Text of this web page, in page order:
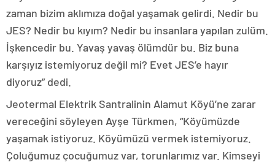
zaman bizim aklımıza doğal yaşamak gelirdi. Nedir bu
JES? Nedir bu kıyım? Nedir bu insanlara yapılan zulüm.
İşkencedir bu. Yavaş yavaş ölümdür bu. Biz buna
karşıyız istemiyoruz değil mi? Evet JES’e hayır
diyoruz” dedi.
Jeotermal Elektrik Santralinin Alamut Köyü’ne zarar
vereceğini söyleyen Ayşe Türkmen, “Köyümüzde
yaşamak istiyoruz. Köyümüzü vermek istemiyoruz.
Çoluğumuz çocuğumuz var, torunlarımız var. Kimseyi